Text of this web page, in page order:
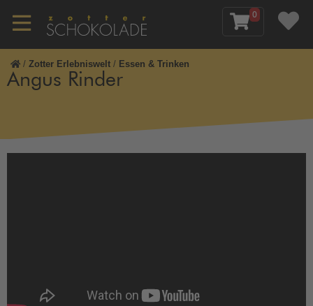
0
/ Zotter Erlebniswelt / Essen & Trinken
Angus Rinder